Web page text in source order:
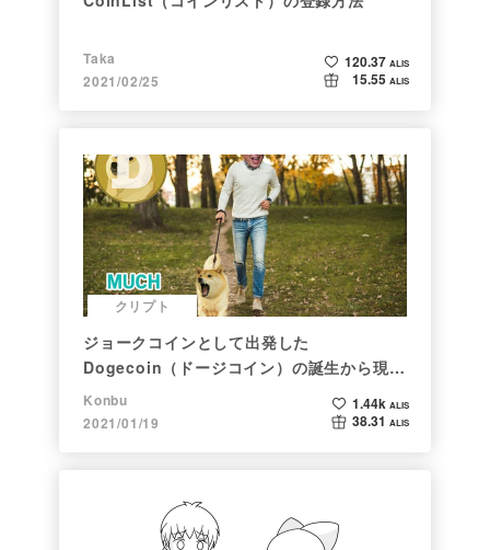
Taka
2021/02/25
120.37 ALIS
15.55 ALIS
クリプト
ジョークコインとして出発した
Dogecoin（ドージコイン）の誕生から現在
まで。注目される非証券性🐶
Konbu
2021/01/19
1.44k ALIS
38.31 ALIS